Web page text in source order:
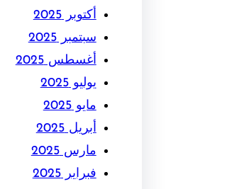
أكتوبر 2025
سبتمبر 2025
أغسطس 2025
يوليو 2025
مايو 2025
أبريل 2025
مارس 2025
فبراير 2025